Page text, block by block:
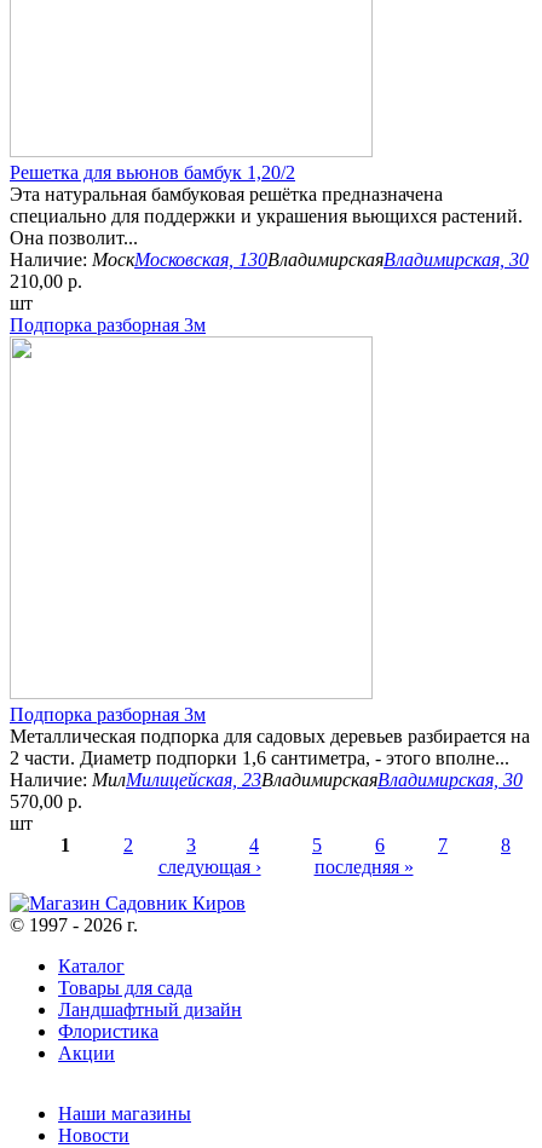
Решетка для вьюнов бамбук 1,20/2
Эта натуральная бамбуковая решётка предназначена
специально для поддержки и украшения вьющихся растений.
Она позволит...
Наличие: МоскМосковская, 130ВладимирскаяВладимирская, 30
210,00 р.
шт
Подпорка разборная 3м
Подпорка разборная 3м
Металлическая подпорка для садовых деревьев разбирается на
2 части. Диаметр подпорки 1,6 сантиметра, - этого вполне...
Наличие: МилМилицейская, 23ВладимирскаяВладимирская, 30
570,00 р.
шт
1 2 3 4 5 6 7
8
следующая ›
последняя »
© 1997 - 2026 г.
Каталог
Товары для сада
Ландшафтный дизайн
Флористика
Акции
Наши магазины
Новости